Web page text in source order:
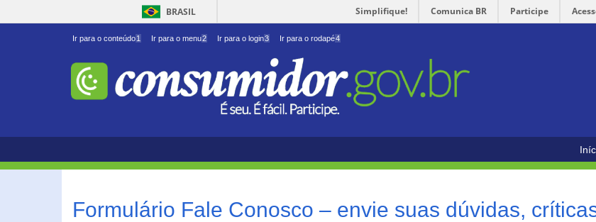
BRASIL Simplifique! Comunica BR Participe
Ir para o conteúdo1 Ir para o menu2 Ir para o login3 Ir para o rodapé4
Formulário Fale Conosco – envie suas dúvidas,